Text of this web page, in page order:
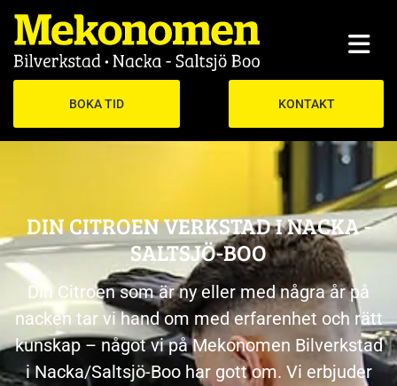
BOKA TID KONTAKT
DIN CITROEN VERKSTAD I NACKA -
SALTSJÖ-BOO
Din Citroen som är ny eller med några år på
nacken tar vi hand om med erfarenhet och rätt
kunskap – något vi på Mekonomen Bilverkstad
i Nacka/Saltsjö-Boo har gott om. Vi erbjuder